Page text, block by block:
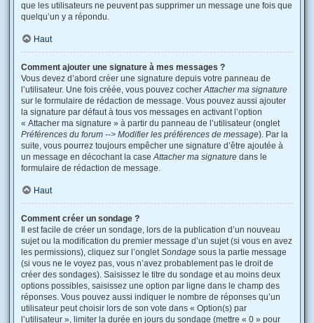
que les utilisateurs ne peuvent pas supprimer un message une fois que
quelqu’un y a répondu.
Haut
Comment ajouter une signature à mes messages ?
Vous devez d’abord créer une signature depuis votre panneau de
l’utilisateur. Une fois créée, vous pouvez cocherAttacher ma signature
sur le formulaire de rédaction de message. Vous pouvez aussi ajouter
la signature par défaut à tous vos messages en activant l’option
« Attacher ma signature » à partir du panneau de l’utilisateur (onglet
Préférences du forum --> Modifier les préférences de message). Par la
suite, vous pourrez toujours empêcher une signature d’être ajoutée à
un message en décochant la caseAttacher ma signature dans le
formulaire de rédaction de message.
Haut
Comment créer un sondage ?
Il est facile de créer un sondage, lors de la publication d’un nouveau
sujet ou la modification du premier message d’un sujet (si vous en avez
les permissions), cliquez sur l’ongletSondage sous la partie message
(si vous ne le voyez pas, vous n’avez probablement pas le droit de
créer des sondages). Saisissez le titre du sondage et au moins deux
options possibles, saisissez une option par ligne dans le champ des
réponses. Vous pouvez aussi indiquer le nombre de réponses qu’un
utilisateur peut choisir lors de son vote dans « Option(s) par
l’utilisateur », limiter la durée en jours du sondage (mettre « 0 » pour